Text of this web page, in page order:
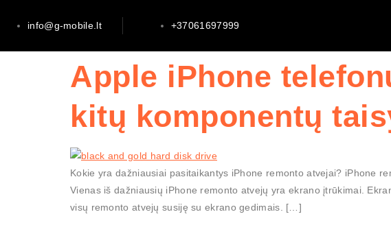
info@g-mobile.lt +37061697999
Apple iPhone
kitų komponentų
Kokie yra dažniausiai pasitaikantys iPhone remonto atvejai? iPhone
Vienas iš dažniausių iPhone remonto atvejų yra ekrano įtrūkimai.
visų remonto atvejų susiję su ekrano gedimais. […]